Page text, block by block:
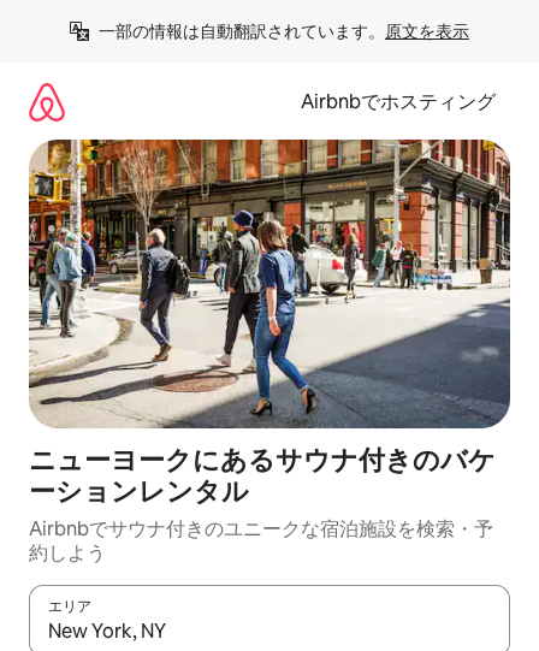
一部の情報は自動翻訳されています。 原文を表示
Airbnbでホスティング
ニューヨークにあるサウナ付きのバケ
ーションレンタル
Airbnbでサウナ付きのユニークな宿泊施設を検索・予
約しよう
エリア
検索結果が表示されたら、上下の矢印キーを使って移動するか